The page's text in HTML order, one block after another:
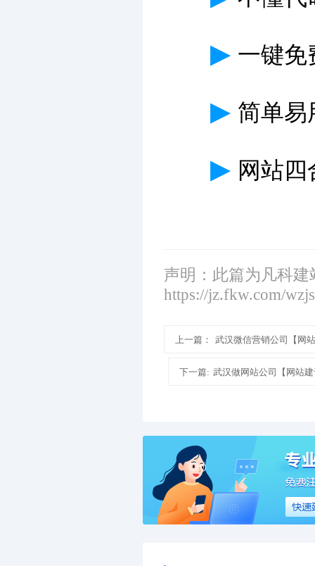
▶ 一键免
▶ 简单易
▶ 网站四
声明：此篇为凡科
https://jz.fkw.com/
上一篇： 武汉微信营销公司【网
下一篇: 武汉做网站公司【网站